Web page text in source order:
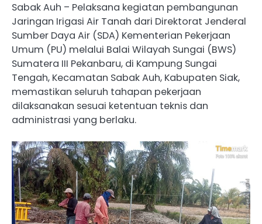
Sabak Auh – Pelaksana kegiatan pembangunan
Jaringan Irigasi Air Tanah dari Direktorat Jenderal
Sumber Daya Air (SDA) Kementerian Pekerjaan
Umum (PU) melalui Balai Wilayah Sungai (BWS)
Sumatera III Pekanbaru, di Kampung Sungai
Tengah, Kecamatan Sabak Auh, Kabupaten Siak,
memastikan seluruh tahapan pekerjaan
dilaksanakan sesuai ketentuan teknis dan
administrasi yang berlaku.